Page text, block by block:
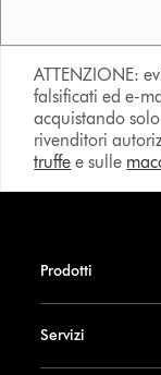
ATTENZIONE:
falsificati ed e-
acquistando
rivenditori
truffe e sulle
Prodotti
Servizi